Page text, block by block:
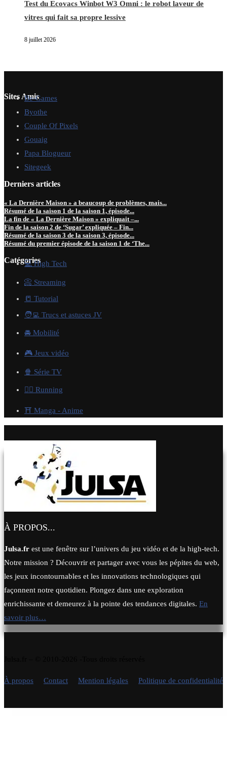
Test du Ecovacs Winbot W3 Omni : le robot laveur de
vitres qui fait sa propre lessive
8 juillet 2026
Sites AmisBe-Games
Byothe
Couple Of Pixels
Gouaig
Papa Blogueur
Sitegeek
Derniers articles
« La Dernière Maison » a beaucoup de problèmes, mais...
Résumé de la saison 1 de la saison 1, épisode...
La fin de « La Dernière Maison » expliquait –...
Fin de la saison 2 de ‘Sugar’ expliquée – Fin...
Résumé de la saison 3 de la saison 3, épisode...
Résumé du premier épisode de la saison 1 de ‘The...
Catégories💻 High Tech
📀 Streaming
📒 Tutorial
🧑‍💻 Trucs et astuces JV
🚘 Mobilité
🎮 Jeux vidéo
🍿 Série TV
🏃‍♂️ Running
⛩️ Manga - Anime
À PROPOS...
Julsa.fr est une fenêtre sur l’univers du jeu vidéo et de la high-tech.
Notre mission ? Découvrir et partager avec vous les pépites du web,
les jeux incontournables et les innovations technologiques qui
façonnent notre quotidien. Plongez dans une exploration
enrichissante et demeurez à la pointe des tendances digitales. En
savoir plus…
À propos Contact Mention légales Politique de confidentialité